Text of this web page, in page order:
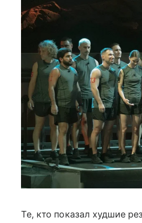
Те, кто показал худшие